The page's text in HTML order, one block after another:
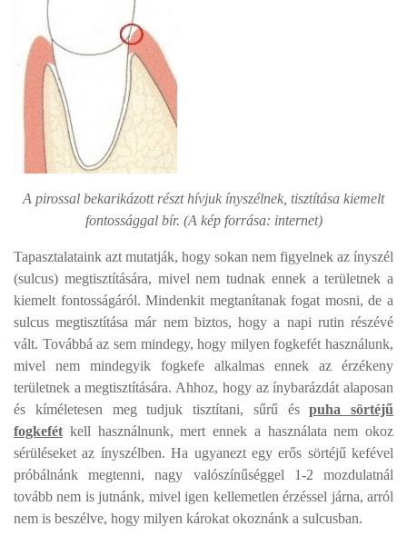
A pirossal bekarikázott részt hívjuk ínyszélnek, tisztítása kiemelt
fontossággal bír. (A kép forrása: internet)
Tapasztalataink azt mutatják, hogy sokan nem figyelnek az ínyszél
(sulcus) megtisztítására, mivel nem tudnak ennek a területnek a
kiemelt fontosságáról. Mindenkit megtanítanak fogat mosni, de a
sulcus megtisztítása már nem biztos, hogy a napi rutin részévé
vált. Továbbá az sem mindegy, hogy milyen fogkefét használunk,
mivel nem mindegyik fogkefe alkalmas ennek az érzékeny
területnek a megtisztítására. Ahhoz, hogy az ínybarázdát alaposan
és kíméletesen meg tudjuk tisztítani, sűrű éspuha sörtéjű
fogkefét kell használnunk, mert ennek a használata nem okoz
sérüléseket az ínyszélben. Ha ugyanezt egy erős sörtéjű kefével
próbálnánk megtenni, nagy valószínűséggel 1-2 mozdulatnál
tovább nem is jutnánk, mivel igen kellemetlen érzéssel járna, arról
nem is beszélve, hogy milyen károkat okoznánk a sulcusban.